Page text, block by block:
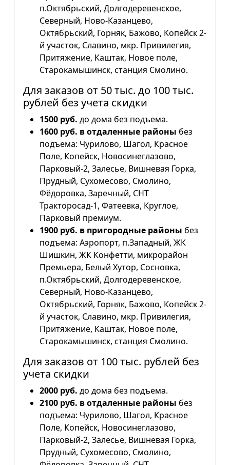
п.Октябрьский, Долгодеревенское,
Северный, Ново-Казанцево,
Октябрьский, Горняк, Бажово, Копейск 2-
й участок, Славино, мкр. Привилегия,
Притяжение, Каштак, Новое поле,
Старокамышинск, станция Смолино.
Для заказов от 50 тыс. до 100 тыс.
рублей без учета скидки
1500 руб. до дома без подъема.
1600 руб. в отдаленные районы без
подъема: Чурилово, Шагол, Красное
Поле, Копейск, Новосинеглазово,
Парковый-2, Залесье, Вишневая Горка,
Прудный, Сухомесово, Смолино,
Фёдоровка, Заречный, СНТ
Тракторосад-1, Фатеевка, Круглое,
Парковый премиум.
1900 руб. в пригородные районы без
подъема: Аэропорт, п.Западный, ЖК
Шишкин, ЖК Конфетти, микрорайон
Премьера, Белый Хутор, Сосновка,
п.Октябрьский, Долгодеревенское,
Северный, Ново-Казанцево,
Октябрьский, Горняк, Бажово, Копейск 2-
й участок, Славино, мкр. Привилегия,
Притяжение, Каштак, Новое поле,
Старокамышинск, станция Смолино.
Для заказов от 100 тыс. рублей без
учета скидки
2000 руб. до дома без подъема.
2100 руб. в отдаленные районы без
подъема: Чурилово, Шагол, Красное
Поле, Копейск, Новосинеглазово,
Парковый-2, Залесье, Вишневая Горка,
Прудный, Сухомесово, Смолино,